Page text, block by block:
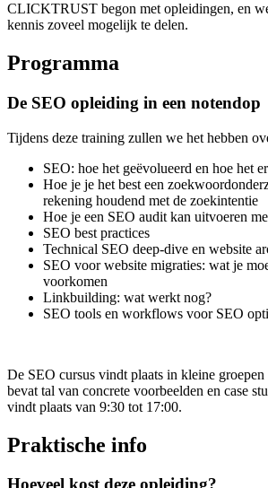
CLICKTRUST begon met opleidingen, en
kennis zoveel mogelijk te delen.
Programma
De SEO opleiding in een notendop
Tijdens deze training zullen we het hebben
SEO: hoe het geëvolueerd en hoe het
Hoe je je het best een
rekening houdend met de zoekintentie
Hoe je een SEO audit kan uitvoeren
SEO best practices
Technical SEO deep-dive en website
SEO voor website migraties: wat je
voorkomen
Linkbuilding: wat werkt nog?
SEO tools en workflows voor SEO
De SEO cursus vindt plaats in kleine groepen
bevat tal van concrete voorbeelden en case
vindt plaats van 9:30 tot 17:00.
Praktische info